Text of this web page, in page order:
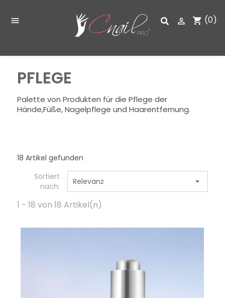
 shopping_cart (0)

PFLEGE
Palette von Produkten für die Pflege der
Hände,Füße, Nagelpflege und Haarentfernung.
18 Artikel gefunden
Sortiert
nach:
Relevanz 
1 - 18 von 18 Artikel(n)